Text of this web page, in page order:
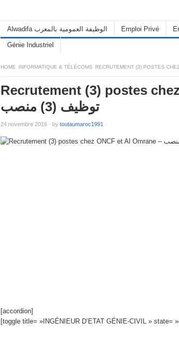
Alwadifa الوظيفة العمومية بالمغرب Emploi Privé
Génie Industriel
HOME INFORMATIQUE & TÉLÉCOMS
Recrutement (3) postes
توظيف (3) منصب
24 novembre 2016 · by toutaumaroc1991 ·
[accordion]
[toggle title= »INGÉNIEUR D’ETAT GÉNIE-CIVIL » state=